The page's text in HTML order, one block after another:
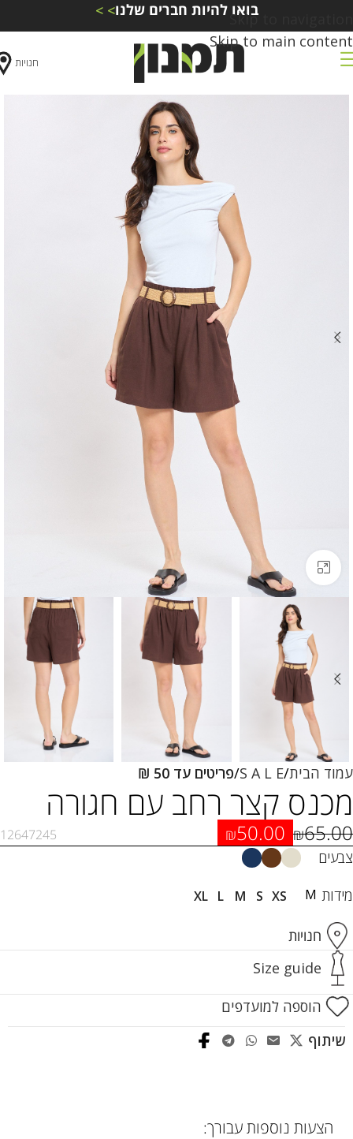
Skip to navigation
Skip to main content
> >בואו להיות חברים שלנו
חנויות
לחצו להגדלה
עמוד הבית S A L E פריטים עד 50 ₪
מכנס קצר רחב עם חגורה
₪65.00
₪50.00
12647245
צבעים
מידות M
XS
S
M
L
XL
חנויות
Size guide
הוספה למועדפים
שיתוף
הצעות נוספות עבורך: